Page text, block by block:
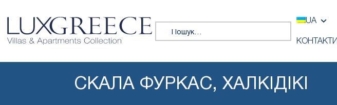
Пошук:
UA
КОНТАКТИ
СКАЛА ФУРКАС, ХАЛКІДІКІ